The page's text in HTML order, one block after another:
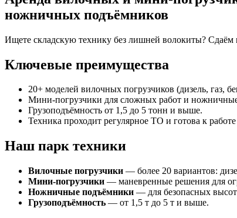
ножничных подъёмников
Ищете складскую технику без лишней волокиты?
Ключевые преимущества
20+ моделей вилочных погрузчиков (дизель, газ,
Мини‑погрузчики для сложных работ и
Грузоподъёмность от 1,5 до 5 тонн и выше.
Техника проходит регулярное ТО и готова к работе
Наш парк техники
Вилочные погрузчики — более 20 вариантов:
Мини‑погрузчики — маневренные решения для
Ножничные подъёмники — для безопасных
Грузоподъёмность — от 1,5 т до 5 т и выше.